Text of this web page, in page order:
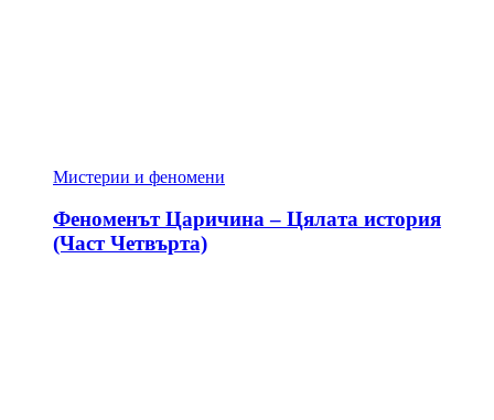
Мистерии и феномени
Феноменът Царичина – Цялата история
(Част Четвърта)